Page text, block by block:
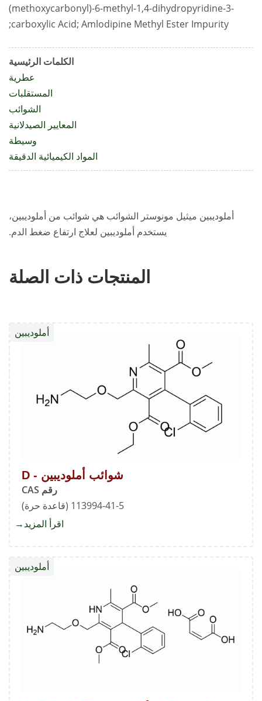
(methoxycarbonyl)-6-methyl-1,4-dihydropyridine-3-
carboxylic Acid; Amlodipine Methyl Ester Impurity;
الكلمات الرئيسية
عطرية
المستقلبات
الشوائب
المعايير الصيدلانية
وسيطة
المواد الكيميائية الدقيقة
أملوديبين ميثيل مونوستر الشوائب هي شوائب من أملوديبين،
يستخدم أملوديبين لعلاج ارتفاع ضغط الدم.
المنتجات ذات الصلة
شوائب أملوديبين - D
رقم CAS
113994-41-5 (قاعدة حرة)
أملوديبين
اقرأ المزيد
-
أملوديبين